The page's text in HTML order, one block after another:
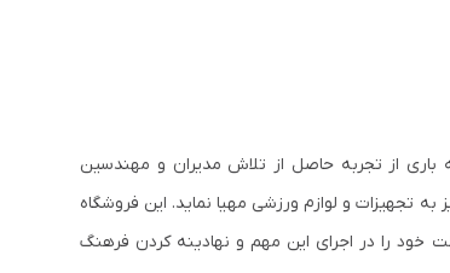
از تجربه حاصل از تلاش مدیران و مهندسین
تجهیزات و لوازم ورزشی مهیا نماید. این فروشگاه
خود را در اجرای این مهم و نهادینه کردن فرهنگ